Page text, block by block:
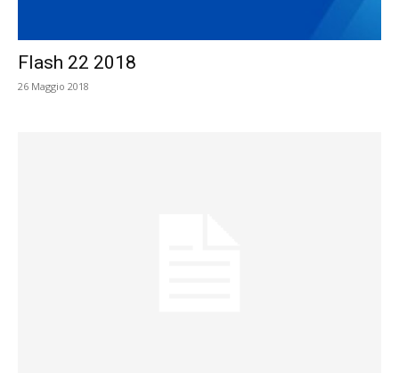
Flash 22 2018
26 Maggio 2018